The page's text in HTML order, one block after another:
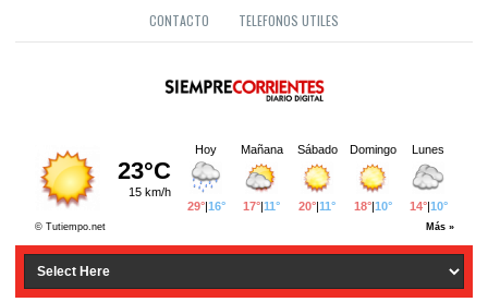
CONTACTO TELEFONOS UTILES